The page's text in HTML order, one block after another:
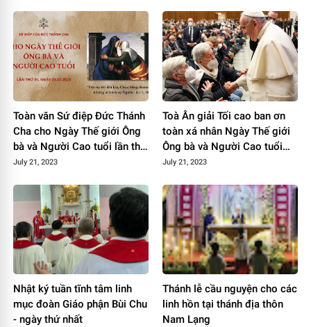
Toàn văn Sứ điệp Đức Thánh
Cha cho Ngày Thế giới Ông
bà và Người Cao tuổi lần thứ
III năm 2023
July 21, 2023
Toà Ân giải Tối cao ban ơn
toàn xá nhân Ngày Thế giới
Ông bà và Người Cao tuổi
lần thứ ba
July 21, 2023
Nhật ký tuần tĩnh tâm linh
mục đoàn Giáo phận Bùi Chu
- ngày thứ nhất
Thánh lễ cầu nguyện cho các
linh hồn tại thánh địa thôn
Nam Lạng